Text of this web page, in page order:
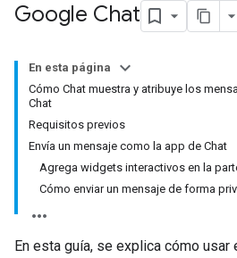
Google Chat
En esta página
Cómo Chat muestra y atribuye los
Chat
Requisitos previos
Envía un mensaje como la app de Chat
Agrega widgets interactivos en la
Cómo enviar un mensaje de forma
En esta guía, se explica cómo usar